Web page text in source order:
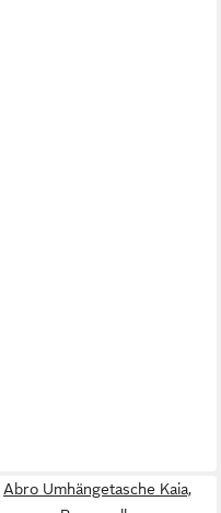
Abro Umhängetasche Kaia,